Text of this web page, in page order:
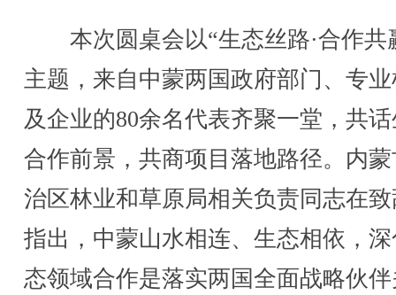
本次圆桌会以“生态丝路·合作共
主题，来自中蒙两国政府部门、专
及企业的80余名代表齐聚一堂，共
合作前景，共商项目落地路径。内
治区林业和草原局相关负责同志在
指出，中蒙山水相连、生态相依，
态领域合作是落实两国全面战略伙